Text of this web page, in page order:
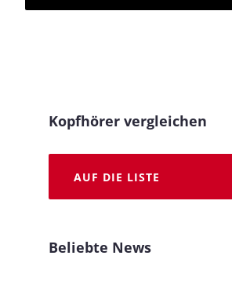
Kopfhörer vergleichen
AUF DIE LISTE
Beliebte News